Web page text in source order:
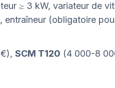
≥ 3 kW, variateur de
(obligatoire
SCM T120 (4 000-8